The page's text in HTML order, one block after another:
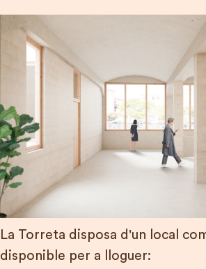
FEM XARXA
PROJECTE
EQUIPS TÈCNICS
EDIFICI DEPUNT
FINANÇAMENT
La Torreta disposa d'un local
disponible per a lloguer: